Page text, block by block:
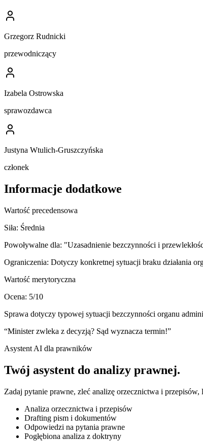
Grzegorz Rudnicki
przewodniczący
Izabela Ostrowska
sprawozdawca
Justyna Wtulich-Gruszczyńska
członek
Informacje dodatkowe
Wartość precedensowa
Siła: Średnia
Powoływalne dla: "Uzasadnienie bezczynności i
Ograniczenia: Dotyczy konkretnej sytuacji braku działania
Wartość merytoryczna
Ocena: 5/10
Sprawa dotyczy typowej sytuacji bezczynności organu
“Minister zwleka z decyzją? Sąd wyznacza termin!”
Asystent AI dla prawników
Twój asystent do analizy prawnej.
Zadaj pytanie prawne, zleć analizę orzecznictwa i
Analiza orzecznictwa i przepisów
Drafting pism i dokumentów
Odpowiedzi na pytania prawne
Pogłębiona analiza z doktryny